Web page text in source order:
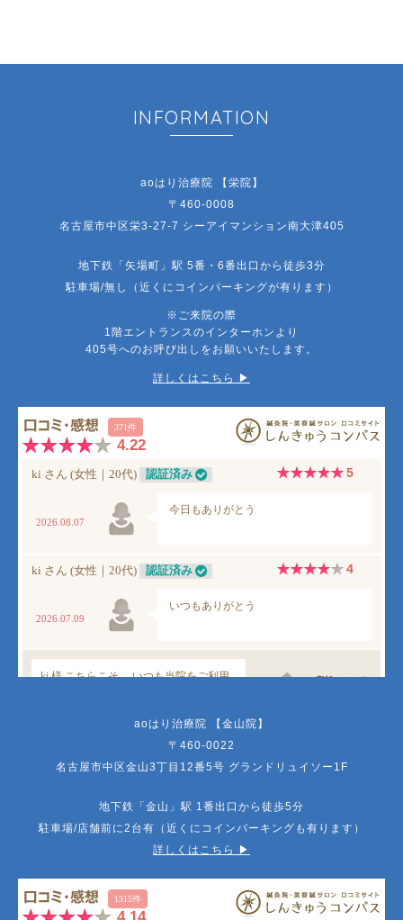
INFORMATION
aoはり治療院 【栄院】
〒460-0008
名古屋市中区栄3-27-7 シーアイマンション南大津405
地下鉄「矢場町」駅 5番・6番出口から徒歩3分
駐車場/無し（近くにコインパーキングが有ります）
※ご来院の際
1階エントランスのインターホンより
405号へのお呼び出しをお願いいたします。
詳しくはこちら ▶︎
aoはり治療院 【金山院】
〒460-0022
名古屋市中区金山3丁目12番5号 グランドリュイソー1F
地下鉄「金山」駅 1番出口から徒歩5分
駐車場/店舗前に2台有（近くにコインパーキングも有ります）
詳しくはこちら ▶︎